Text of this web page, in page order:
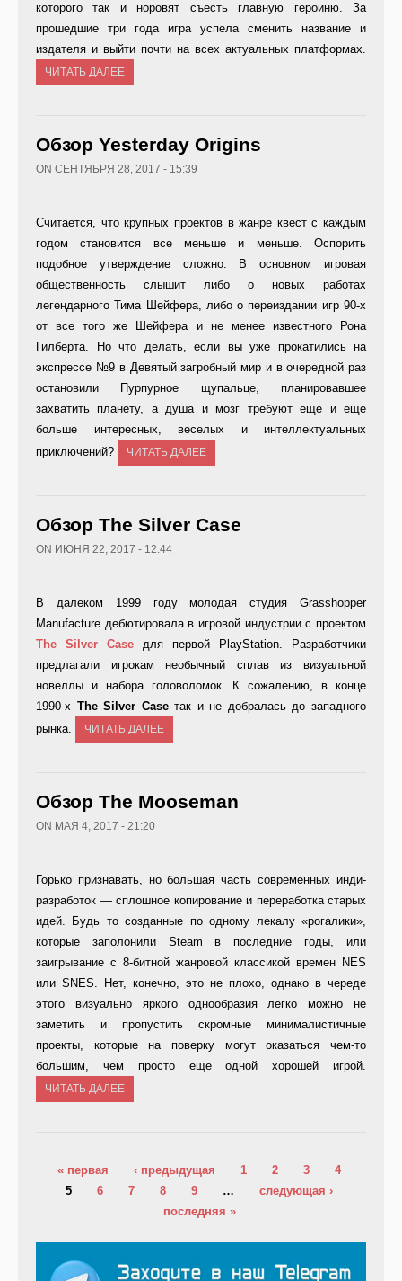
которого так и норовят съесть главную героиню. За
прошедшие три года игра успела сменить название и
издателя и выйти почти на всех актуальных платформах.
ЧИТАТЬ ДАЛЕЕ
Обзор Yesterday Origins
ON СЕНТЯБРЯ 28, 2017 - 15:39
Считается, что крупных проектов в жанре квест с каждым
годом становится все меньше и меньше. Оспорить
подобное утверждение сложно. В основном игровая
общественность слышит либо о новых работах
легендарного Тима Шейфера, либо о переиздании игр 90-х
от все того же Шейфера и не менее известного Рона
Гилберта. Но что делать, если вы уже прокатились на
экспрессе №9 в Девятый загробный мир и в очередной раз
остановили Пурпурное щупальце, планировавшее
захватить планету, а душа и мозг требуют еще и еще
больше интересных, веселых и интеллектуальных
приключений?
ЧИТАТЬ ДАЛЕЕ
Обзор The Silver Case
ON ИЮНЯ 22, 2017 - 12:44
В далеком 1999 году молодая студия Grasshopper
Manufacture дебютировала в игровой индустрии с проектом
The Silver Case для первой PlayStation. Разработчики
предлагали игрокам необычный сплав из визуальной
новеллы и набора головоломок. К сожалению, в конце
1990-х The Silver Caseтак и не добралась до западного
рынка.
ЧИТАТЬ ДАЛЕЕ
Обзор The Mooseman
ON МАЯ 4, 2017 - 21:20
Горько признавать, но большая часть современных инди-
разработок — сплошное копирование и переработка старых
идей. Будь то созданные по одному лекалу «рогалики»,
которые заполонили Steam в последние годы, или
заигрывание с 8-битной жанровой классикой времен NES
или SNES. Нет, конечно, это не плохо, однако в череде
этого визуально яркого однообразия легко можно не
заметить и пропустить скромные минималистичные
проекты, которые на поверку могут оказаться чем-то
большим, чем просто еще одной хорошей игрой.
ЧИТАТЬ ДАЛЕЕ
« первая ‹ предыдущая 1 2 3
4
5
6 7 8 9 …
следующая ›
последняя »